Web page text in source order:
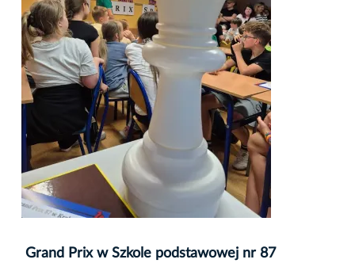
Grand Prix w Szkole podstawowej nr 87